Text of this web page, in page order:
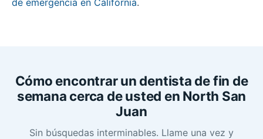
Cómo encontrar un dentista de fin de
semana cerca de usted en North San
Juan
Sin búsquedas interminables. Llame una vez y